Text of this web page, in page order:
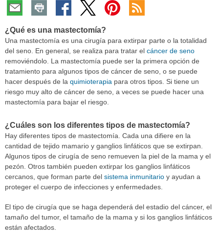
¿Qué es una mastectomía?
Una mastectomía es una cirugía para extirpar parte o la totalidad
del seno. En general, se realiza para tratar el cáncer de seno
removiéndolo. La mastectomía puede ser la primera opción de
tratamiento para algunos tipos de cáncer de seno, o se puede
hacer después de la quimioterapia para otros tipos. Si tiene un
riesgo muy alto de cáncer de seno, a veces se puede hacer una
mastectomía para bajar el riesgo.
¿Cuáles son los diferentes tipos de mastectomía?
Hay diferentes tipos de mastectomía. Cada una difiere en la
cantidad de tejido mamario y ganglios linfáticos que se extirpan.
Algunos tipos de cirugía de seno remueven la piel de la mama y el
pezón. Otros también pueden extirpar los ganglios linfáticos
cercanos, que forman parte del sistema inmunitario y ayudan a
proteger el cuerpo de infecciones y enfermedades.
El tipo de cirugía que se haga dependerá del estadio del cáncer, el
tamaño del tumor, el tamaño de la mama y si los ganglios linfáticos
están afectados.